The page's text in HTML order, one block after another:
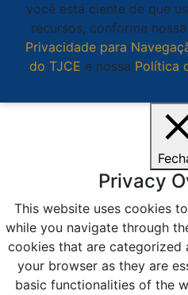
você está ciente de que
recursos, conforme nossa
Privacidade para
do TJCE e nossa Política
Privacy
This website uses cookies
while you navigate through
cookies that are categorized
your browser as they are
basic functionalities of the